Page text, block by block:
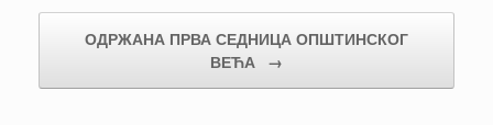
ОДРЖАНА ПРВА СЕДНИЦА ОПШТИНСКОГ
ВЕЋА →